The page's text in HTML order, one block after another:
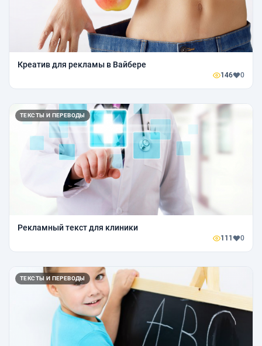
Креатив для рекламы в Вайбере
146 0
ТЕКСТЫ И ПЕРЕВОДЫ
Рекламный текст для клиники
111 0
ТЕКСТЫ И ПЕРЕВОДЫ